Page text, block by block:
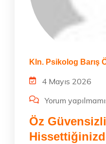
Kln. Psikolog Barış
4 Mayıs 2026
Yorum
Öz